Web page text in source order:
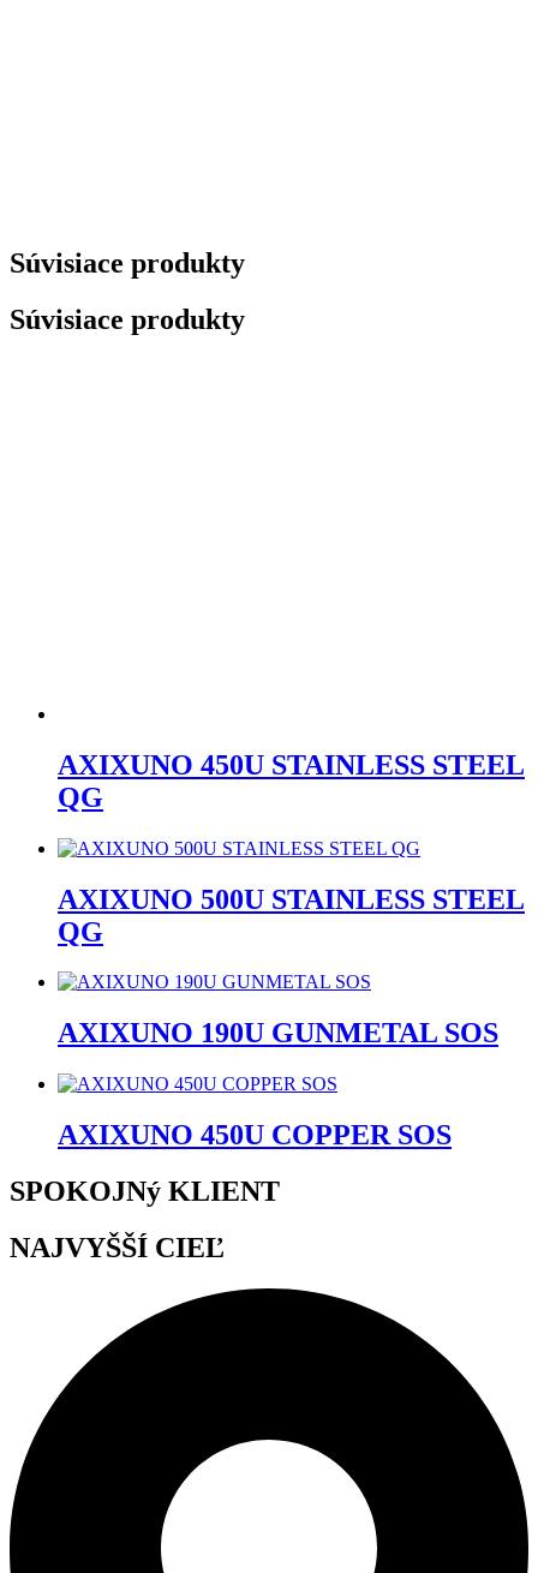
Súvisiace produkty
Súvisiace produkty
AXIXUNO 450U STAINLESS STEEL
QG
AXIXUNO 500U STAINLESS STEEL
QG
AXIXUNO 190U GUNMETAL SOS
AXIXUNO 450U COPPER SOS
SPOKOJNý KLIENT
NAJVYŠŠÍ CIEĽ